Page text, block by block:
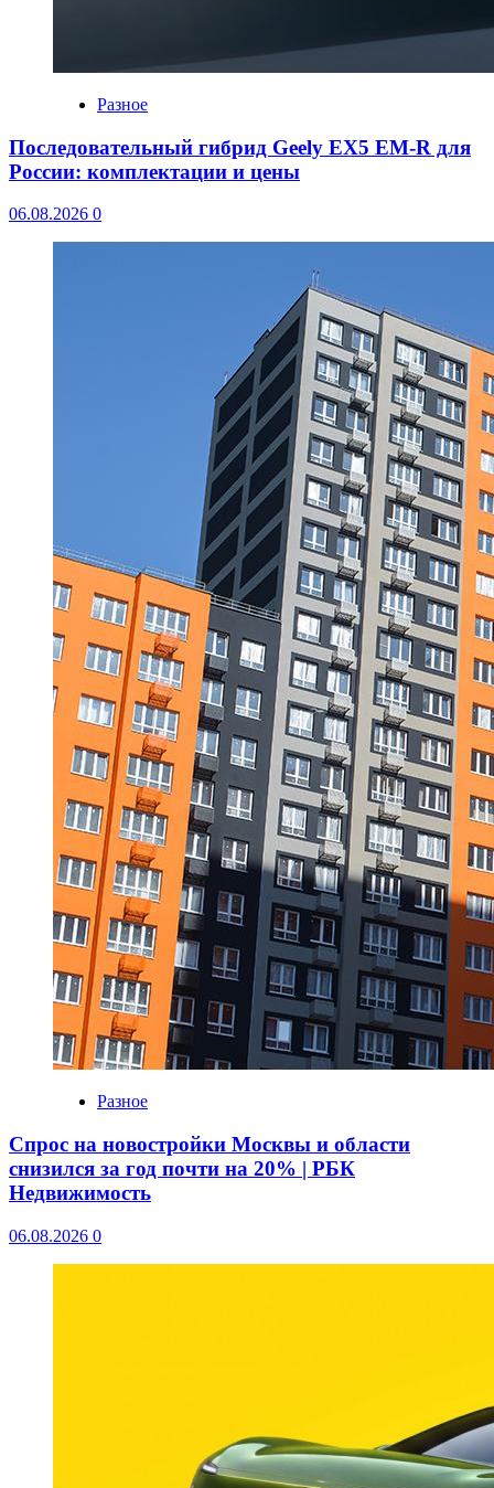
Разное
Последовательный гибрид Geely EX5 EM-R для
России: комплектации и цены
06.08.2026 0
Разное
Спрос на новостройки Москвы и области
снизился за год почти на 20% | РБК
Недвижимость
06.08.2026 0